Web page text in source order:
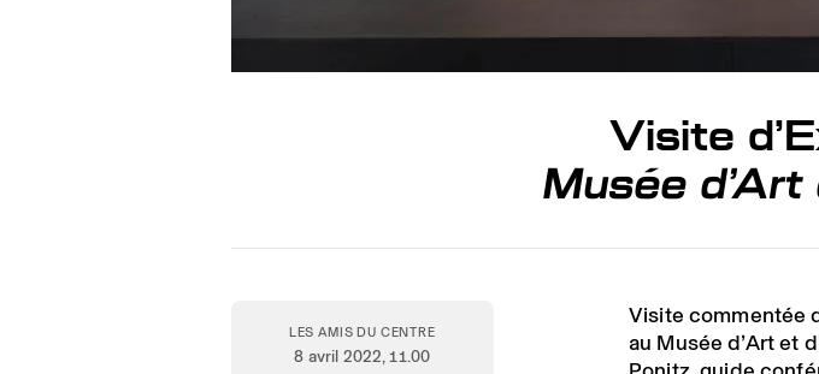
Visite
Musée
LES AMIS DU CENTRE
8 avril 2022, 11.00
Visite commentée
au Musée d’Art et